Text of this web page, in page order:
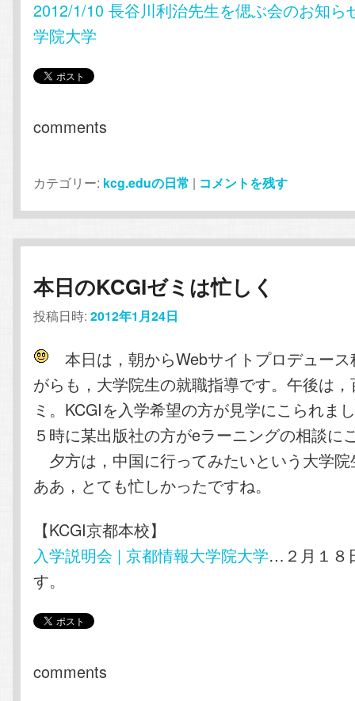
2012/1/10 長谷川利治先生を偲ぶ会のお知ら
学院大学
comments
カテゴリー: kcg.eduの日常 | コメントを残す
本日のKCGIゼミは忙しく
投稿日時:2012年1月24日
本日は，朝からWebサイトプロデュー
がらも，大学院生の就職指導です。午後は
ミ。KCGIを入学希望の方が見学にこられま
５時に某出版社の方がeラーニングの相談に
夕方は，中国に行ってみたいという大学
ああ，とても忙しかったですね。
【KCGI京都本校】
入学説明会 | 京都情報大学院大学…２月１８
す。
comments